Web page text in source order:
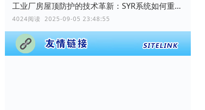
工业厂房屋顶防护的技术革新：SYR系统如何重塑行业标准
4024阅读 2025-09-05 23:48:55